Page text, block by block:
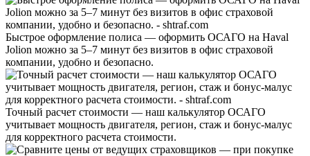
Быстрое оформление полиса — оформить ОСАГО на Haval
Jolion можно за 5–7 минут без визитов в офис страховой
компании, удобно и безопасно.
Точный расчет стоимости — наш калькулятор ОСАГО
учитывает мощность двигателя, регион, стаж и бонус-малус
для корректного расчета стоимости.